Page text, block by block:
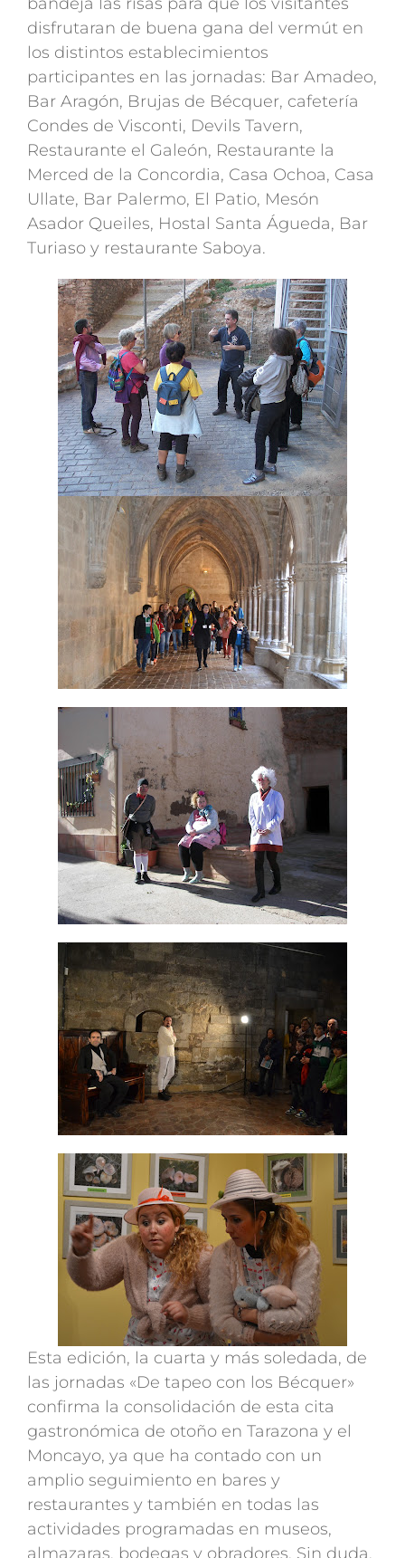
disfrutaran de buena gana del vermút en
los distintos establecimientos
participantes en las jornadas: Bar Amadeo,
Bar Aragón, Brujas de Bécquer, cafetería
Condes de Visconti, Devils Tavern,
Restaurante el Galeón, Restaurante la
Merced de la Concordia, Casa Ochoa, Casa
Ullate, Bar Palermo, El Patio, Mesón
Asador Queiles, Hostal Santa Águeda, Bar
Turiaso y restaurante Saboya.
Esta edición, la cuarta y más soledada, de
las jornadas «De tapeo con los Bécquer»
confirma la consolidación de esta cita
gastronómica de otoño en Tarazona y el
Moncayo, ya que ha contado con un
amplio seguimiento en bares y
restaurantes y también en todas las
actividades programadas en museos,
almazaras, bodegas y obradores. Sin duda,